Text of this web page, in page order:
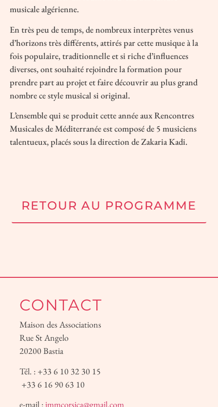
musicale algérienne.
En très peu de temps, de nombreux interprètes venus
d’horizons très différents, attirés par cette musique à la
fois populaire, traditionnelle et si riche d’influences
diverses, ont souhaité rejoindre la formation pour
prendre part au projet et faire découvrir au plus grand
nombre ce style musical si original.
L’ensemble qui se produit cette année aux Rencontres
Musicales de Méditerranée est composé de 5 musiciens
talentueux, placés sous la direction de Zakaria Kadi.
RETOUR AU PROGRAMME
CONTACT
Maison des Associations
Rue St Angelo
20200 Bastia
Tél. : +33 6 10 32 30 15
+33 6 16 90 63 10
e-mail :jmmcorsica@gmail.com